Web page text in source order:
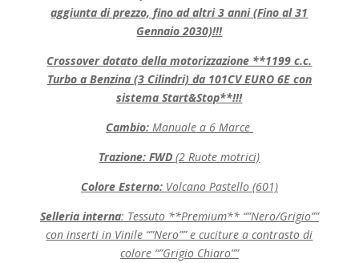
aggiunta di prezzo, fino ad altri 3 anni (Fino al 31
Gennaio 2030)!!!
Crossover dotato della motorizzazione **1199 c.c.
Turbo a Benzina (3 Cilindri) da 101CV EURO 6E con
sistema Start&Stop**!!!
Cambio:Manuale a 6 Marce
Trazione: FWD(2 Ruote motrici)
Colore Esterno: Volcano Pastello (601)
Selleria interna: Tessuto **Premium** “”Nero/Grigio””
con inserti in Vinile “”Nero”” e cuciture a contrasto di
colore “”Grigio Chiaro””